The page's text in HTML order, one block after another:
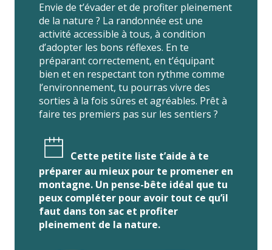
Envie de t’évader et de profiter pleinement
de la nature ? La randonnée est une
activité accessible à tous, à condition
d’adopter les bons réflexes. En te
préparant correctement, en t’équipant
bien et en respectant ton rythme comme
l’environnement, tu pourras vivre des
sorties à la fois sûres et agréables. Prêt à
faire tes premiers pas sur les sentiers ?
Cette petite liste t’aide à te
préparer au mieux pour te promener en
montagne. Un pense-bête idéal que tu
peux compléter pour avoir tout ce qu’il
faut dans ton sac et profiter
pleinement de la nature.